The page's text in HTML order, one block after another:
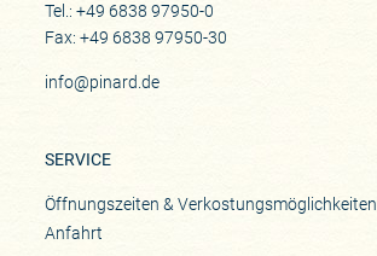
Tel.: +49 6838 97950-0
Fax: +49 6838 97950-30
info@pinard.de
SERVICE
Öffnungszeiten & Verkostungsmöglichkeiten
Anfahrt